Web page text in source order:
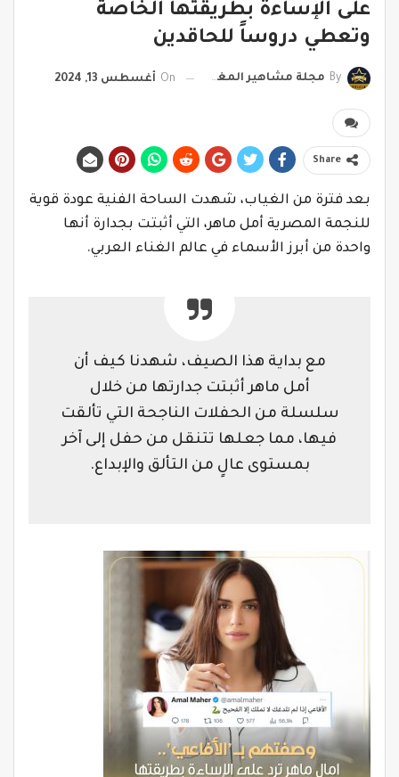
على الإساءة بطريقتها الخاصة
وتعطي دروساً للحاقدين
By مجلة مشاهير المغرب On أغسطس 13, 2024
Share
بعد فترة من الغياب، شهدت الساحة الفنية عودة قوية
للنجمة المصرية أمل ماهر، التي أثبتت بجدارة أنها
واحدة من أبرز الأسماء في عالم الغناء العربي.
مع بداية هذا الصيف، شهدنا كيف أن
أمل ماهر أثبتت جدارتها من خلال
سلسلة من الحفلات الناجحة التي تألقت
فيها، مما جعلها تتنقل من حفل إلى آخر
بمستوى عالٍ من التألق والإبداع.